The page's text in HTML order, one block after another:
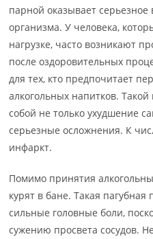
парной оказывает серьезное
организма. У человека,
нагрузке, часто возникают
после оздоровительных
для тех, кто предпочитает
алкогольных напитков.
собой не только ухудшение
серьезные осложнения. К
инфаркт.
Помимо принятия
курят в бане. Такая
сильные головные боли,
сужению просвета сосудов.